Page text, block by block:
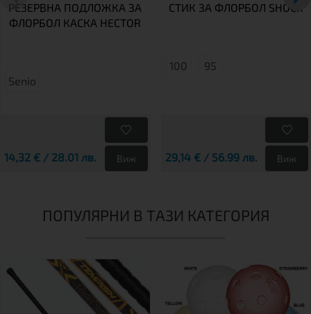
РЕЗЕРВНА ПОДЛОЖКА ЗА
ФЛОРБОЛ КАСКА HECTOR
Senio
14,32 € / 28.01 лв. Виж
СТИК ЗА ФЛОРБОЛ SHOCK
100 95
29,14 € / 56.99 лв. Виж
ПОПУЛЯРНИ В ТАЗИ КАТЕГОРИЯ